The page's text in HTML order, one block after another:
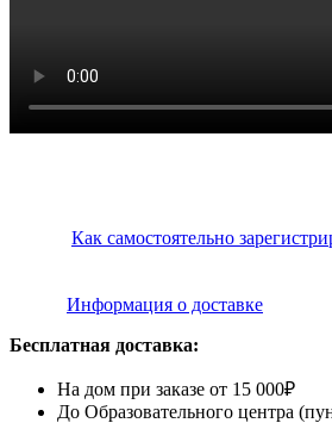
Как самостоятельно
Информация о доставке
Бесплатная доставка:
На дом при заказе от 15 000₽
До Образовательного центра